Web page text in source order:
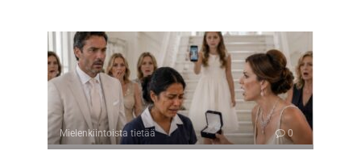
Mielenkiintoista tietää 0